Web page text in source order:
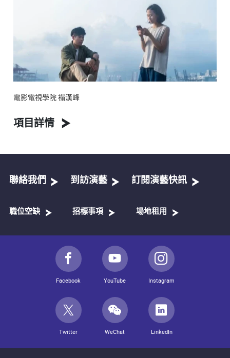
電影電視學院 褟漢峰
項目詳情
聯絡我們 到訪演藝 訂閱演藝快訊
職位空缺 招標事項 場地租用
Facebook YouTube Instagram
Twitter WeChat LinkedIn